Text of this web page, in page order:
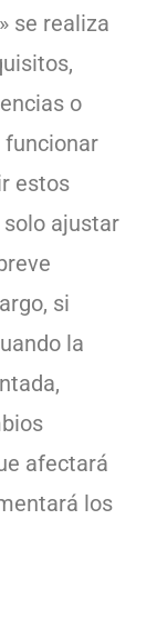
se realiza
o
funcionar
estos
ajustar
si
la
afectará
los